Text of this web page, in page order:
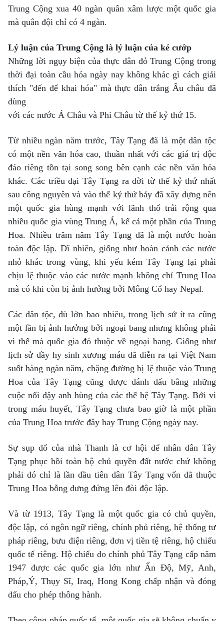
Trung Cộng xua 40 ngàn quân xâm lược một quốc gia
mà quân đội chỉ có 4 ngàn.
Lý luận của Trung Cộng là lý luận của kẻ cướp
Những lời ngụy biện của thực dân đỏ Trung Cộng trong
thời đại toàn cầu hóa ngày nay không khác gì cách giải
thích "đến để khai hóa" mà thực dân trắng Âu châu đã
dùng
với các nước Á Châu và Phi Châu từ thế kỷ thứ 15.
Từ nhiều ngàn năm trước, Tây Tạng đã là một dân tộc
có một nền văn hóa cao, thuần nhất với các giá trị độc
đáo riêng tồn tại song song bên cạnh các nền văn hóa
khác. Các triều đại Tây Tạng ra đời từ thế kỷ thứ nhất
sau công nguyên và vào thế kỷ thứ bảy đã xây dựng nên
một quốc gia hùng mạnh với lãnh thổ trải rộng qua
nhiều quốc gia vùng Trung Á, kể cả một phần của Trung
Hoa. Nhiều trăm năm Tây Tạng đã là một nước hoàn
toàn độc lập. Dĩ nhiên, giống như hoàn cảnh các nước
nhỏ khác trong vùng, khi yếu kém Tây Tạng lại phải
chịu lệ thuộc vào các nước mạnh không chỉ Trung Hoa
mà có khi còn bị ảnh hưởng bởi Mông Cổ hay Nepal.
Các dân tộc, dù lớn bao nhiêu, trong lịch sử ít ra cũng
một lần bị ảnh hưởng bởi ngoại bang nhưng không phải
vì thế mà quốc gia đó thuộc về ngoại bang. Giống như
lịch sử đầy hy sinh xương máu đã diễn ra tại Việt Nam
suốt hàng ngàn năm, chặng đường bị lệ thuộc vào Trung
Hoa của Tây Tạng cũng được đánh dấu bằng những
cuộc nổi dậy anh hùng của các thế hệ Tây Tạng. Bởi vì
trong máu huyết, Tây Tạng chưa bao giờ là một phần
của Trung Hoa trước đây hay Trung Cộng ngày nay.
Sự sụp đổ của nhà Thanh là cơ hội để nhân dân Tây
Tạng phục hồi toàn bộ chủ quyền đất nước chứ không
phải đó chỉ là lần đầu tiên dân Tây Tạng vốn đã thuộc
Trung Hoa bỗng dưng đứng lên đòi độc lập.
Và từ 1913, Tây Tạng là một quốc gia có chủ quyền,
độc lập, có ngôn ngữ riêng, chính phủ riêng, hệ thống tư
pháp riêng, bưu điện riêng, đơn vị tiền tệ riêng, hộ chiếu
quốc tế riêng. Hộ chiếu do chính phủ Tây Tạng cấp năm
1947 được các quốc gia lớn như Ấn Độ, Mỹ, Anh,
Pháp,Ý, Thụy Sĩ, Iraq, Hong Kong chấp nhận và đóng
dấu cho phép thông hành.